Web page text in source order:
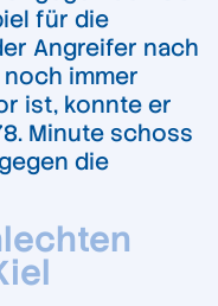
für die
Angreifer nach
noch immer
ist, konnte er
Minute schoss
die